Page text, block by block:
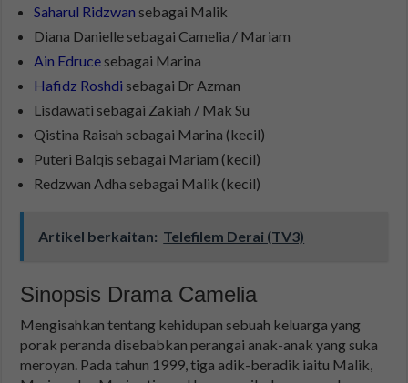
Saharul Ridzwan sebagai Malik
Diana Danielle sebagai Camelia / Mariam
Ain Edruce sebagai Marina
Hafidz Roshdi sebagai Dr Azman
Lisdawati sebagai Zakiah / Mak Su
Qistina Raisah sebagai Marina (kecil)
Puteri Balqis sebagai Mariam (kecil)
Redzwan Adha sebagai Malik (kecil)
Artikel berkaitan: Telefilem Derai (TV3)
Sinopsis Drama Camelia
Mengisahkan tentang kehidupan sebuah keluarga yang
porak peranda disebabkan perangai anak-anak yang suka
meroyan. Pada tahun 1999, tiga adik-beradik iaitu Malik,